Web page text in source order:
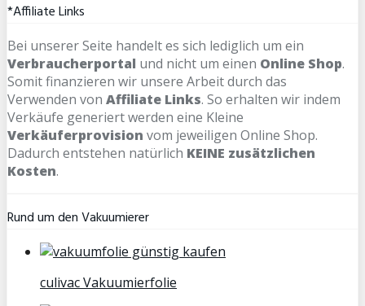
*Affiliate Links
Bei unserer Seite handelt es sich lediglich um ein
Verbraucherportal und nicht um einen Online Shop.
Somit finanzieren wir unsere Arbeit durch das
Verwenden von Affiliate Links. So erhalten wir indem
Verkäufe generiert werden eine Kleine
Verkäuferprovision vom jeweiligen Online Shop.
Dadurch entstehen natürlich KEINE zusätzlichen
Kosten.
Rund um den Vakuumierer
culivac Vakuumierfolie